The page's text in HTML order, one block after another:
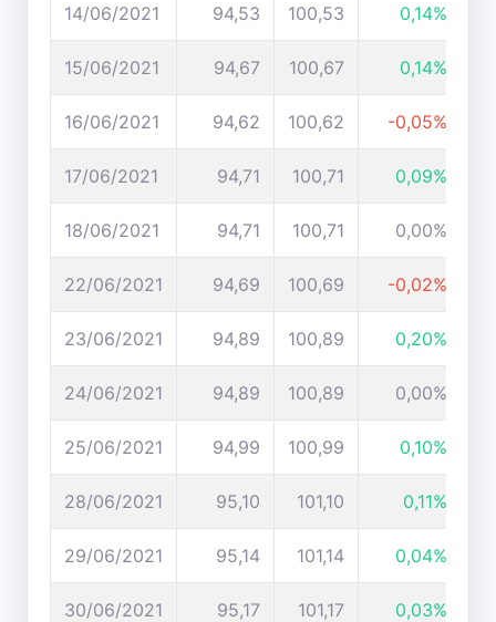
14/06/2021 94,53 100,53 0,14%
15/06/2021 94,67 100,67 0,14%
16/06/2021 94,62 100,62 -0,05%
17/06/2021 94,71 100,71 0,09%
18/06/2021 94,71 100,71 0,00%
22/06/2021 94,69 100,69 -0,02%
23/06/2021 94,89 100,89 0,20%
24/06/2021 94,89 100,89 0,00%
25/06/2021 94,99 100,99 0,10%
28/06/2021 95,10 101,10 0,11%
29/06/2021 95,14 101,14 0,04%
30/06/2021 95,17 101,17 0,03%